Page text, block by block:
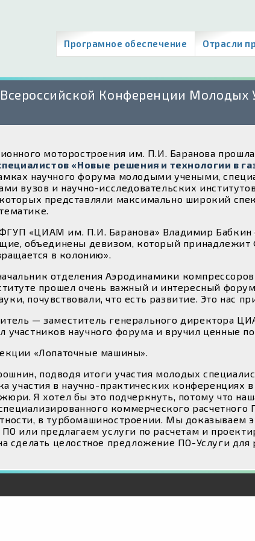
Програмное обеспечение Отрасли
Конференции
моторостроения им. П.И. Баранова
«Новые решения и технологии в
научного форума молодыми учеными,
вузов и научно-исследовательских
представляли максимально широкий
«ЦИАМ им. П.И. Баранова» Владимир Бабкин
объединены девизом, который
в колонию».
отделения Аэродинамики
прошел очень важный и интересный
почувствовали, что есть развитие. Это нас
— заместитель генерального директора
участников научного форума и вручил ценные
«Лопаточные машины».
подводя итоги участия молодых
участия в научно-практических конференциях
Я хотел бы это подчеркнуть, потому что
коммерческого расчетного
в турбомашиностроении. Мы доказываем
или предлагаем услуги по расчетам и
сделать целостное предложение ПО-Услуги